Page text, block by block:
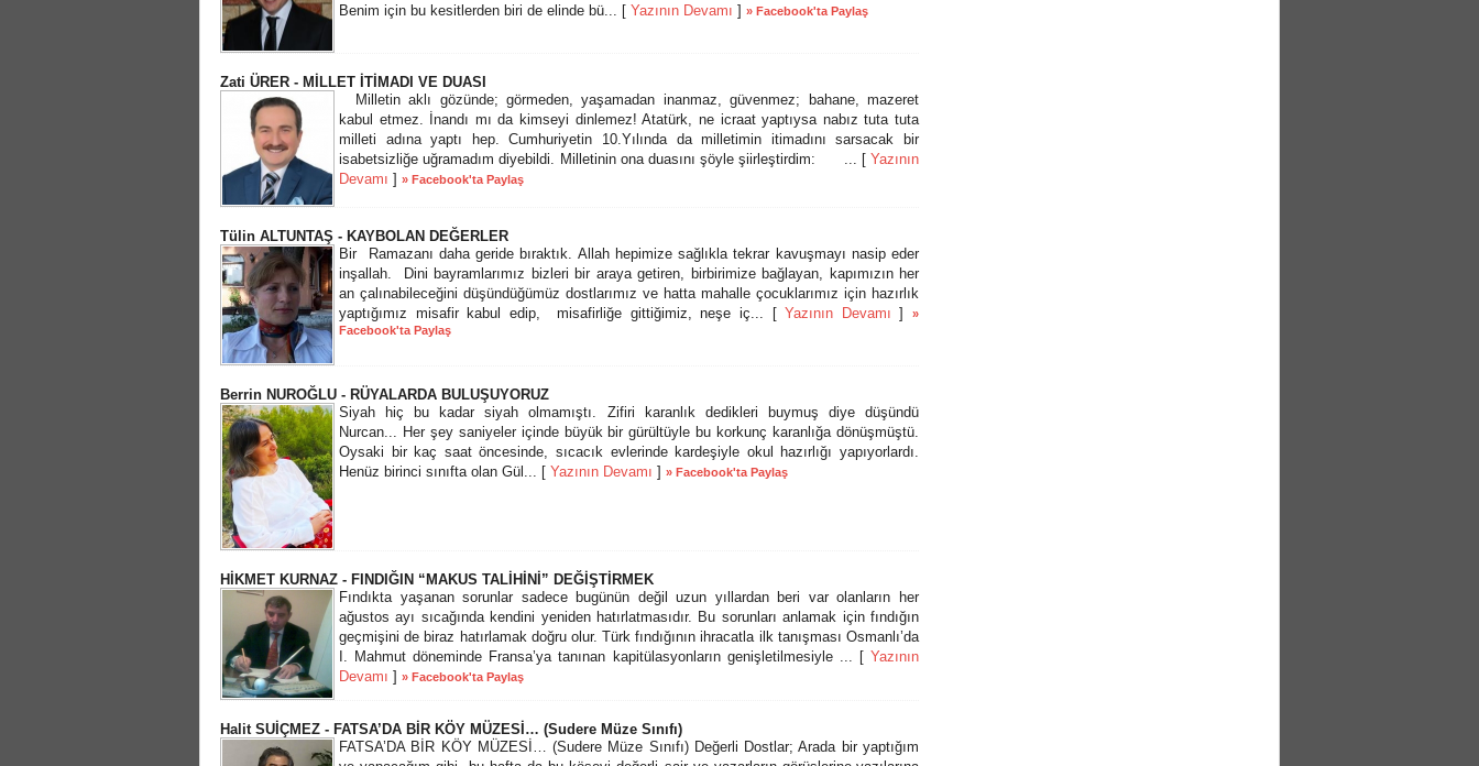
Benim için bu kesitlerden biri de elinde bü... [ Yazının Devamı ] » Facebook'ta Paylaş
Zati ÜRER - MİLLET İTİMADI VE DUASI
Milletin aklı gözünde; görmeden, yaşamadan inanmaz, güvenmez; bahane, mazeret
kabul etmez. İnandı mı da kimseyi dinlemez! Atatürk, ne icraat yaptıysa nabız tuta tuta
milleti adına yaptı hep. Cumhuriyetin 10.Yılında da milletimin itimadını sarsacak bir
isabetsizliğe uğramadım diyebildi. Milletinin ona duasını şöyle şiirleştirdim: ... [ Yazının
Devamı ] » Facebook'ta Paylaş
Tülin ALTUNTAŞ - KAYBOLAN DEĞERLER
Bir Ramazanı daha geride bıraktık. Allah hepimize sağlıkla tekrar kavuşmayı nasip eder
inşallah. Dini bayramlarımız bizleri bir araya getiren, birbirimize bağlayan, kapımızın her
an çalınabileceğini düşündüğümüz dostlarımız ve hatta mahalle çocuklarımız için hazırlık
yaptığımız misafir kabul edip, misafirliğe gittiğimiz, neşe iç... [Yazının Devamı ]»
Facebook'ta Paylaş
Berrin NUROĞLU - RÜYALARDA BULUŞUYORUZ
Siyah hiç bu kadar siyah olmamıştı. Zifiri karanlık dedikleri buymuş diye düşündü
Nurcan... Her şey saniyeler içinde büyük bir gürültüyle bu korkunç karanlığa dönüşmüştü.
Oysaki bir kaç saat öncesinde, sıcacık evlerinde kardeşiyle okul hazırlığı yapıyorlardı.
Henüz birinci sınıfta olan Gül... [ Yazının Devamı ] » Facebook'ta Paylaş
HİKMET KURNAZ - FINDIĞIN “MAKUS TALİHİNİ” DEĞİŞTİRMEK
Fındıkta yaşanan sorunlar sadece bugünün değil uzun yıllardan beri var olanların her
ağustos ayı sıcağında kendini yeniden hatırlatmasıdır. Bu sorunları anlamak için fındığın
geçmişini de biraz hatırlamak doğru olur. Türk fındığının ihracatla ilk tanışması Osmanlı’da
I. Mahmut döneminde Fransa’ya tanınan kapitülasyonların genişletilmesiyle ... [ Yazının
Devamı ] » Facebook'ta Paylaş
Halit SUİÇMEZ - FATSA’DA BİR KÖY MÜZESİ… (Sudere Müze Sınıfı)
FATSA’DA BİR KÖY MÜZESİ… (Sudere Müze Sınıfı) Değerli Dostlar; Arada bir yaptığım